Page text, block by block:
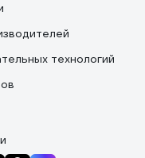
технологий